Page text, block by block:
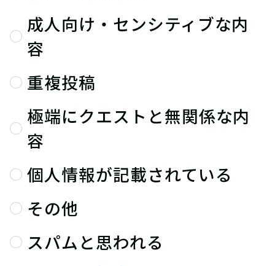
成人向け・センシティブな内
容
重複投稿
極端にクエストと無関係な内
容
個人情報が記載されている
その他
スパムと思われる